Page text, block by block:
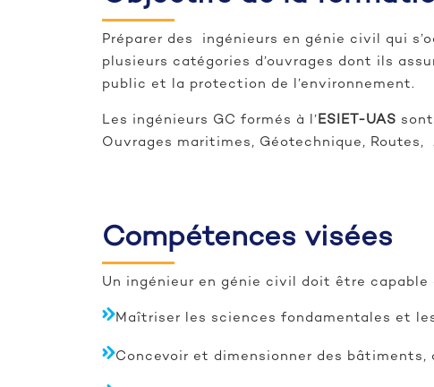
Préparer des ingénieurs en génie civil qui
plusieurs catégories d’ouvrages dont ils
public et la protection de l’environnement.
Les ingénieurs GC formés à l’ ESIET-UAS
Ouvrages maritimes, Géotechnique,
Compétences visées
Un ingénieur en génie civil doit être capable
Maîtriser les sciences fondamentales et
Concevoir et dimensionner des